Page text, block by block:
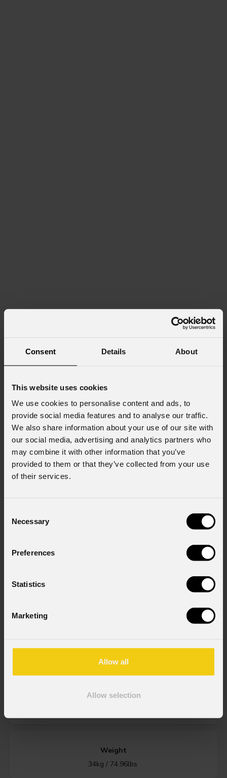
Consent Details About
This website uses cookies
We use cookies to personalise content and ads, to
provide social media features and to analyse our traffic.
We also share information about your use of our site with
our social media, advertising and analytics partners who
may combine it with other information that you’ve
provided to them or that they’ve collected from your use
of their services.
Selection
Necessary
Preferences
Statistics
Marketing
Allow all
Allow selection
Order Code: ASTRAPROF500LTIP
4,2° - 50,1° motorizzato, lineare
IP rating
Weight
34kg / 74.96lbs